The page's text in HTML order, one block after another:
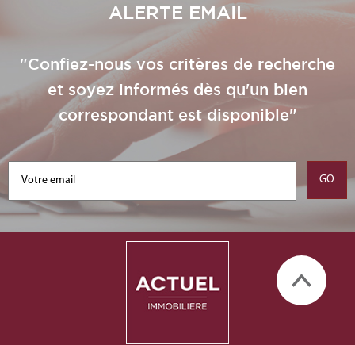
ALERTE EMAIL
"Confiez-nous vos critères de recherche
et soyez informés dès qu'un bien
correspondant est disponible"